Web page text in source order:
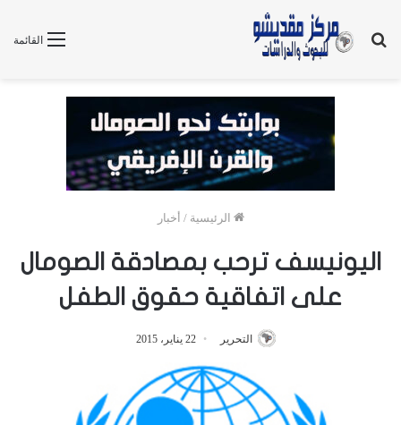
القائمة
بحث
الرئيسية / أخبار
اليونيسف ترحب بمصادقة الصومال
على اتفاقية حقوق الطفل
التحرير 22 يناير، 2015